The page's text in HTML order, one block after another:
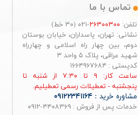
تماس با ما
تلفن: ۲۶۳۰۰۳۰۰-۰۲۱ (۳۰ خط)
نشانی: تهران، پاسداران، خیابان بوستان
دوم، بین چهار راه اسلامی و چهارراه
شهید عراقی، پلاک ۵ واحد ۳
کدپستی : ۱۶۶۴۹۶۷۶۸۴
ساعت کار: ۹ تا ۷:۳۰ از شنبه تا
پنجشنبه - تعطیلات رسمی تعطیلیم.
مشاوره خرید : ۰۹۱۲۲۳۴۱۱۶۴
خدمات پس از فروش : ۴۴۰۸۳۶۹-۰۹۱۲